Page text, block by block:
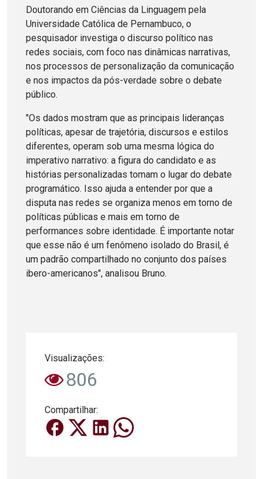
Doutorando em Ciências da Linguagem pela
Universidade Católica de Pernambuco, o
pesquisador investiga o discurso político nas
redes sociais, com foco nas dinâmicas narrativas,
nos processos de personalização da comunicação
e nos impactos da pós-verdade sobre o debate
público.
"Os dados mostram que as principais lideranças
políticas, apesar de trajetória, discursos e estilos
diferentes, operam sob uma mesma lógica do
imperativo narrativo: a figura do candidato e as
histórias personalizadas tomam o lugar do debate
programático. Isso ajuda a entender por que a
disputa nas redes se organiza menos em torno de
políticas públicas e mais em torno de
performances sobre identidade. É importante notar
que esse não é um fenômeno isolado do Brasil, é
um padrão compartilhado no conjunto dos países
ibero-americanos", analisou Bruno.
Visualizações:
806
Compartilhar: